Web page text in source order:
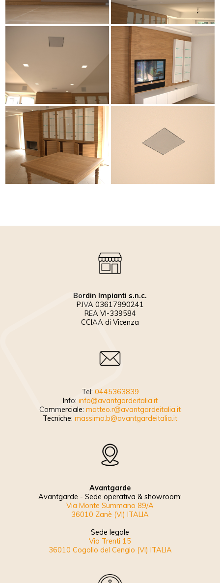
Bordin Impianti s.n.c.
P.IVA 03617990241
REA VI-339584
CCIAA di Vicenza
Tel: 0445363839
Info: info@avantgardeitalia.it
Commerciale: matteo.r@avantgardeitalia.it
Tecniche: massimo.b@avantgardeitalia.it
Avantgarde
Avantgarde - Sede operativa & showroom:
Via Monte Summano 89/A
36010 Zanè (VI) ITALIA
Sede legale
Via Trenti 15
36010 Cogollo del Cengio (VI) ITALIA